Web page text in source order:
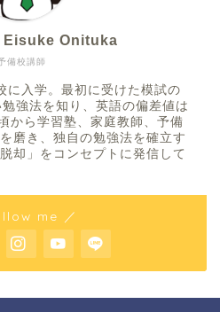
備校講師
Eisuke Onituka
に入学。最初に受けた模試の
強法を知り、英語の偏差値は
から学習塾、家庭教師、予備
磨き、独自の勉強法を確立す
却」をコンセプトに発信して
me ／